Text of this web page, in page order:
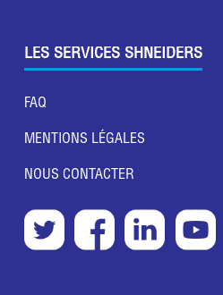
LES SERVICES SHNEIDERS
FAQ
MENTIONS LÉGALES
NOUS CONTACTER